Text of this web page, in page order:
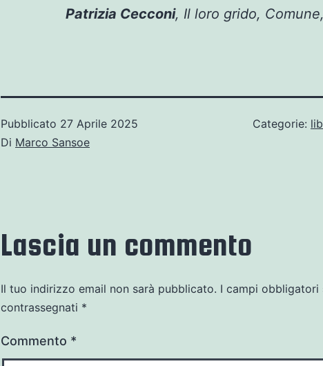
Patrizia Cecconi, Il loro grido,
Pubblicato 27 Aprile 2025
Di Marco Sansoe
Categorie:
Lascia un commento
Il tuo indirizzo email non sarà pubblicato. I campi obbligatori
contrassegnati *
Commento *